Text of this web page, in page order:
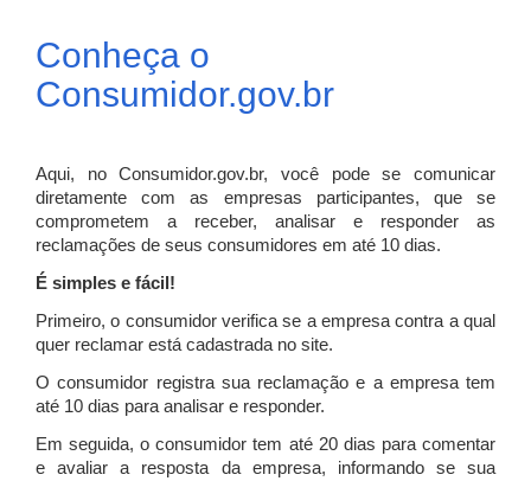
Conheça o
Consumidor.gov.br
Aqui, no Consumidor.gov.br, você pode se comunicar
diretamente com as empresas participantes, que se
comprometem a receber, analisar e responder as
reclamações de seus consumidores em até 10 dias.
É simples e fácil!
Primeiro, o consumidor verifica se a empresa contra a qual
quer reclamar está cadastrada no site.
O consumidor registra sua reclamação e a empresa tem
até 10 dias para analisar e responder.
Em seguida, o consumidor tem até 20 dias para comentar
e avaliar a resposta da empresa, informando se sua